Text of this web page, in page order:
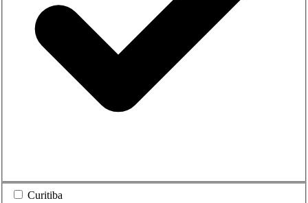
Curitiba